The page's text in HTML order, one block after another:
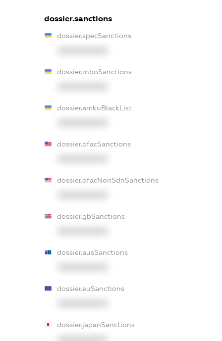
dossier.sanctions
dossier.specSanctions
dossier.rnboSanctions
dossier.amkuBlackList
dossier.ofacSanctions
dossier.ofacNonSdnSanctions
dossier.gbSanctions
dossier.ausSanctions
dossier.euSanctions
dossier.japanSanctions